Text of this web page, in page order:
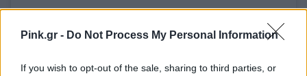
Pink.gr - Do Not Process My Personal Information
If you wish to opt-out of the sale, sharing to third parties, or
Δείτε αυτή τη δημοσίευση στο Instagram.